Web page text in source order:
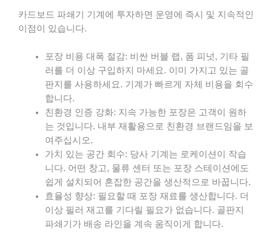
카드보드 파쇄기 기계에 투자하면 운영에 즉시 및 지속적인
이점이 있습니다.
포장 비용 대폭 절감: 비싼 버블 랩, 폼 피넛, 기타 필
러를 더 이상 구입하지 마세요. 이미 가지고 있는 골
판지를 사용하세요. 기계가 빠르게 자체 비용을 회수
합니다.
친환경 인증 강화: 지속 가능한 포장은 고객이 원하
는 것입니다. 내부 재활용으로 친환경 브랜드임을 보
여주십시오.
가치 있는 공간 회수: 당사 기계는 로케이션이 작습
니다. 어떤 창고, 물류 센터 또는 포장 스테이션에도
쉽게 설치되어 혼잡한 공간을 생산적으로 바꿉니다.
효율성 향상: 필요할 때 포장 재료를 생산합니다. 더
이상 필러 재고를 기다릴 필요가 없습니다. 골판지
파쇄기가 배송 라인을 계속 움직이게 합니다.